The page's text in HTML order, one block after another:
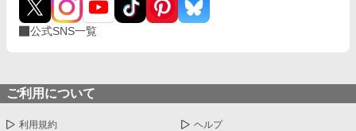
公式SNS一覧
ご利用について
利用規約 ヘルプ